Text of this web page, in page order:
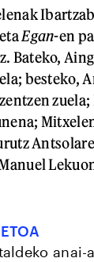
Egan-en
Bateko,
besteko,
zuela;
anai-